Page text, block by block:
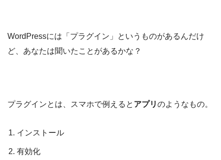
WordPressには「プラグイン」というものがあるんだけ
ど、あなたは聞いたことがあるかな？
プラグインとは、スマホで例えると アプリのようなもの。
インストール
有効化